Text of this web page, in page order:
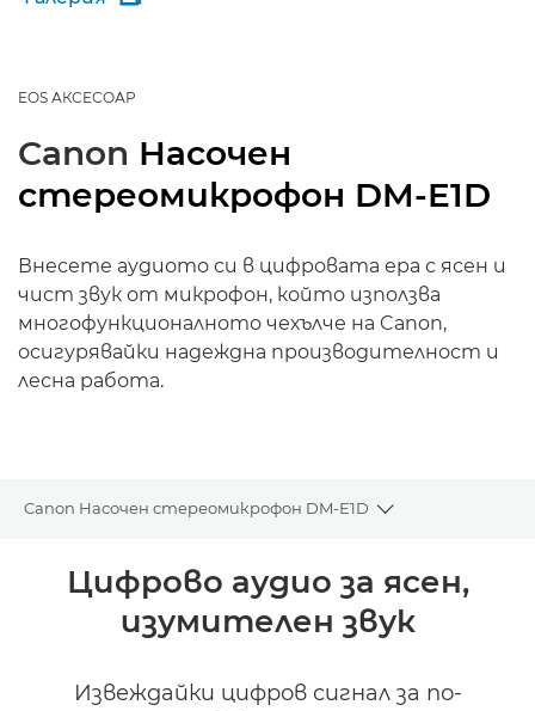
EOS АКСЕСОАР
Canon Насочен
стереомикрофон DM-E1D
Внесете аудиото си в цифровата ера с ясен и
чист звук от микрофон, който използва
многофункционалното чехълче на Canon,
осигурявайки надеждна производителност и
лесна работа.
Canon Насочен стереомикрофон DM-E1D
Toggle
Преглед
Спецификации
Цифрово аудио за ясен,
изумителен звук
Извеждайки цифров сигнал за по-